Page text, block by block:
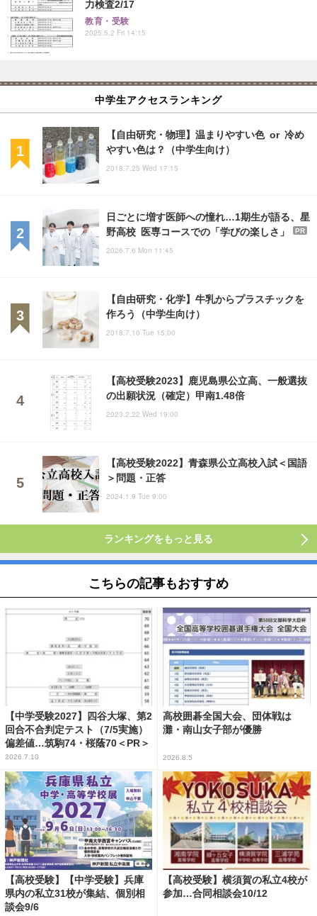
力検査2/17
教育・受験
2025.5.2 Fri 14:15
中学生アクセスランキング
【自由研究・物理】温まりやすい色 or 冷め
やすい色は？（中学生向け）
2018.7.25 Wed 17:15
日ごとに増す医師への憧れ…1期生が語る、星
野高校 医専コースでの「学びの楽しさ」
PR
2026.7.6 Mon 11:45
【自由研究・化学】牛乳からプラスチックを
作ろう（中学生向け）
2018.7.10 Tue 15:00
【高校受験2023】鹿児島県公立高、一般選抜
の出願状況（確定）甲南1.48倍
2023.2.22 Wed 19:00
【高校受験2022】青森県公立高校入試＜国語
＞問題・正答
2024.1.9 Tue 9:00
ランキングをもっと見る
こちらの記事もおすすめ
【中学受験2027】四谷大塚、第2
回合不合判定テスト（7/5実施）
偏差値…筑駒74・桜蔭70＜PR＞
2026.7.10
高校囲碁全国大会、団体戦は
灘・南山女子部が優勝
2026.8.5
【高校受験】【中学受験】兵庫
県内の私立31校が集結、個別相
談会9/6
【高校受験】横須賀の私立4校が
参加…合同相談会10/12